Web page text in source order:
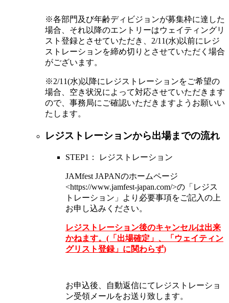
※各部門及び年齢ディビジョンが募集枠に達した
場合、それ以降のエントリーはウェイティングリ
スト登録とさせていただき、2/11(水)以前にレジ
ストレーションを締め切りとさせていただく場合
がございます。
※2/11(水)以降にレジストレーションをご希望の
場合、空き状況によって対応させていただきます
ので、事務局にご確認いただきますようお願いい
たします。
レジストレーションから出場までの流れ
STEP1： レジストレーション
JAMfest JAPANのホームページ
<https://www.jamfest-japan.com/>の「レジス
トレーション」より必要事項をご記入の上
お申し込みください。
レジストレーション後のキャンセルは出来
かねます。(「出場確定」、「ウェイティン
グリスト登録」に関わらず)
お申込後、自動返信にてレジストレーショ
ン受領メールをお送り致します。